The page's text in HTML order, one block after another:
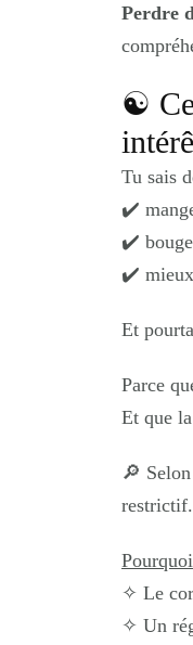
Perdre
☯︎ Ce
Tu sais
✔️
✔️
✔️
Et
Parce
Et que
🔎 Selon
restrictif.
Pourquoi
✧ Le
✧ Un